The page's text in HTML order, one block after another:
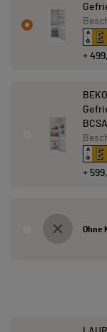
+
A
↑
G E
+
A
↑
G E
Ohne